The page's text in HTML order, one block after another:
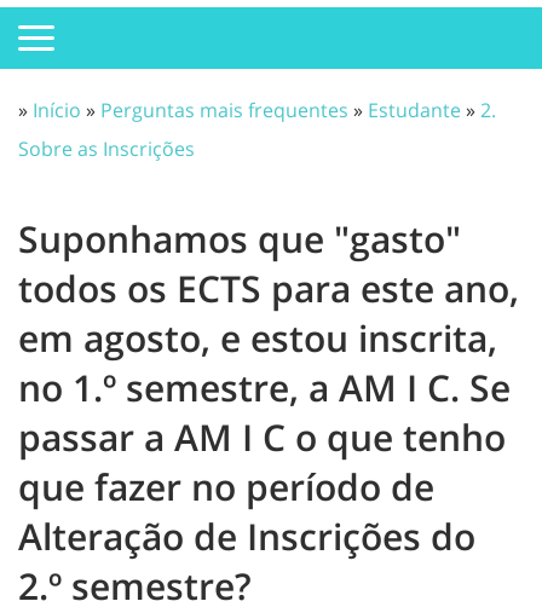
» Início » Perguntas mais frequentes » Estudante»2.
Sobre as Inscrições
Suponhamos que "gasto"
todos os ECTS para este ano,
em agosto, e estou inscrita,
no 1.º semestre, a AM I C. Se
passar a AM I C o que tenho
que fazer no período de
Alteração de Inscrições do
2.º semestre?